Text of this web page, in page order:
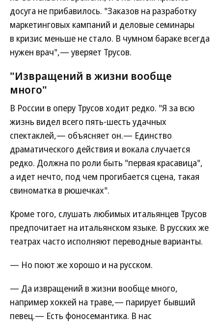
досуга не прибавилось. "Заказов на разработку
маркетинговых кампаний и деловые семинары
в кризис меньше не стало. В чумном бараке всегда
нужен врач",— уверяет Трусов.
"Извращений в жизни вообще
много"
В России в оперу Трусов ходит редко. "Я за всю
жизнь видел всего пять-шесть удачных
спектаклей,— объясняет он.— Единство
драматического действия и вокала случается
редко. Должна по роли быть "первая красавица",
а идет нечто, под чем прогибается сцена, такая
свиноматка в рюшечках".
Кроме того, слушать любимых итальянцев Трусов
предпочитает на итальянском языке. В русских же
театрах часто исполняют переводные варианты.
— Но поют же хорошо и на русском.
— Да извращений в жизни вообще много,
например хоккей на траве,— парирует бывший
певец.— Есть фоносемантика. В нас